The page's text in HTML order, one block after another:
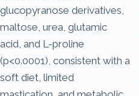
glucopyranose derivatives,
maltose, urea, glutamic
acid, and L-proline
(p<0.0001), consistent with a
soft diet, limited